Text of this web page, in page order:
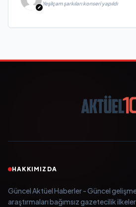
Yeşilçam şarkıları konseri yapıldı
HAKKIMIZDA
Güncel Aktüel Haberler - Güncel
araştırmaları bağımsız gazetecilik